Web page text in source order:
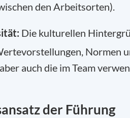
den Arbeitsorten).
Die kulturellen
Normen
auch die im Team
der Führung